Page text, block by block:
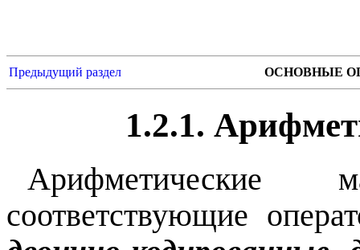
Предыдущий раздел ОСНОВНЫЕ
1.2.1.
соответствующие